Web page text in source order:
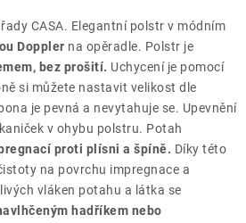
řady CASA. Elegantní polstr v módním
Doppler na opěradle. Polstr je
bez prošití. Uchycení je pomocí
si můžete nastavit velikost dle
je pevná a nevytahuje se. Upevnění
v ohybu polstru. Potah
proti plísni a špíně. Díky této
na povrchu impregnace a
vláken potahu a látka se
hadříkem nebo